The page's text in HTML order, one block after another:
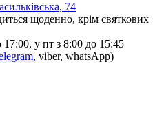
74
щоденно, крім святкових
17:00, у пт з 8:00 до 15:45
viber, whatsApp)